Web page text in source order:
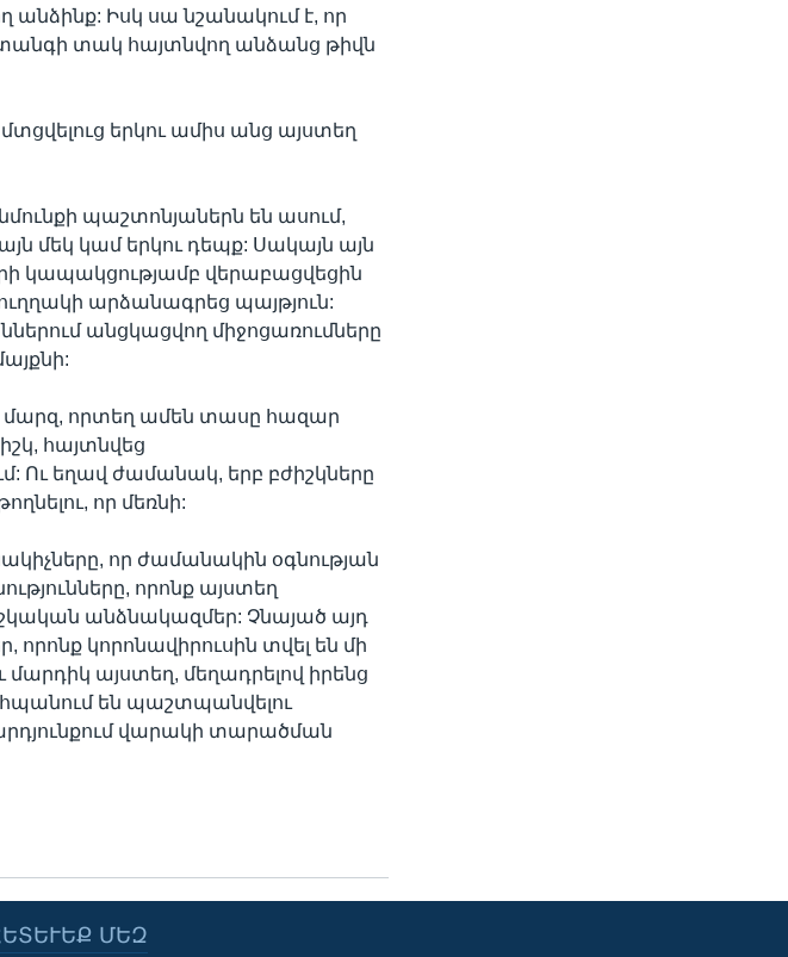
անձինք: Իսկ սա նշանակում է, որ
տակ հայտնվող անձանց թիվն
երկու ամիս անց այստեղ
պաշտոնյաներն են ասում,
մեկ կամ երկու դեպք: Սակայն այն
կապակցությամբ վերաբացվեցին
արձանագրեց պայթյուն:
անցկացվող միջոցառումները
մարզ, որտեղ ամեն տասը հազար
հայտնվեց
Ու եղավ ժամանակ, երբ բժիշկները
որ մեռնի:
որ ժամանակին օգնության
որոնք այստեղ
անձնակազմեր: Չնայած այդ
կորոնավիրուսին տվել են մի
մարդիկ այստեղ, մեղադրելով իրենց
են պաշտպանվելու
վարակի տարածման
ՄԵԶ